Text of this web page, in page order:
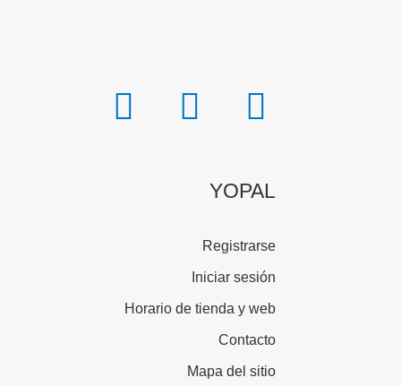
YOPAL
Registrarse
Iniciar sesión
Horario de tienda y web
Contacto
Mapa del sitio